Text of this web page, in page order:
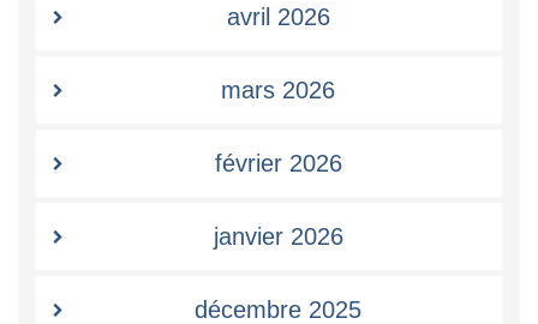
avril 2026
mars 2026
février 2026
janvier 2026
décembre 2025